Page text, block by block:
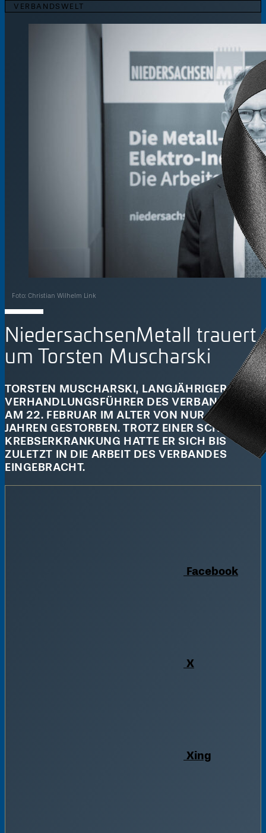
VERBANDSWELT
Foto: Christian Wilhelm Link
NiedersachsenMetall trauert
umTorsten Muscharski
TORSTEN MUSCHARSKI, LANGJÄHRIGER
VERHANDLUNGSFÜHRER DES VERBANDS, IST
AM 22. FEBRUAR IM ALTER VON NUR 52
JAHREN GESTORBEN. TROTZ EINER SCHWEREN
KREBSERKRANKUNG HATTE ER SICH BIS
ZULETZT IN DIE ARBEIT DES VERBANDES
EINGEBRACHT.
Facebook
X
Xing